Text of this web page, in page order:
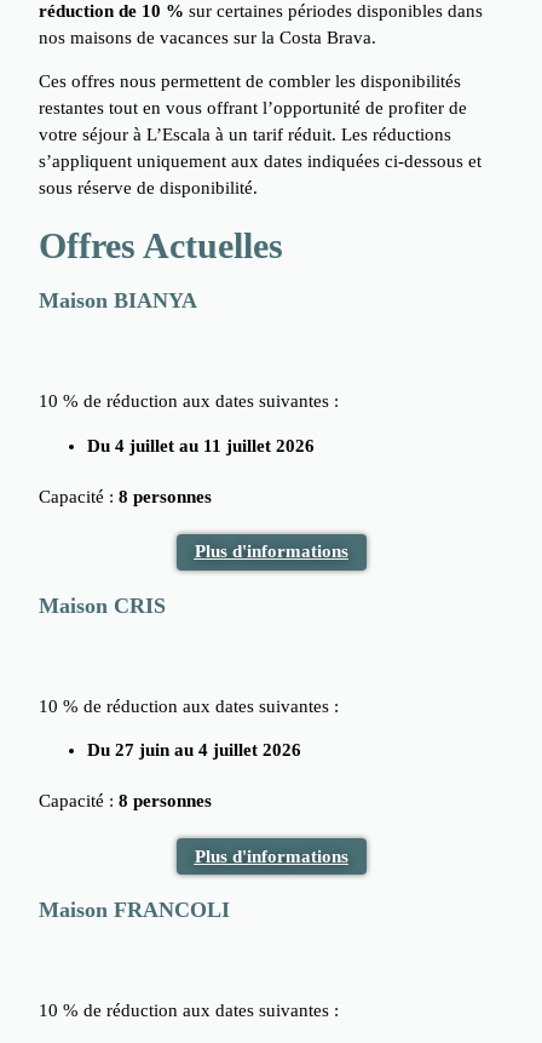
réduction de 10 % sur certaines périodes disponibles dans
nos maisons de vacances sur la Costa Brava.
Ces offres nous permettent de combler les disponibilités
restantes tout en vous offrant l’opportunité de profiter de
votre séjour à L’Escala à un tarif réduit. Les réductions
s’appliquent uniquement aux dates indiquées ci-dessous et
sous réserve de disponibilité.
Offres Actuelles
Maison BIANYA
10 % de réduction aux dates suivantes :
Du 4 juillet au 11 juillet 2026
Capacité :8 personnes
Plus d'informations
Maison CRIS
10 % de réduction aux dates suivantes :
Du 27 juin au 4 juillet 2026
Capacité :8 personnes
Plus d'informations
Maison FRANCOLI
10 % de réduction aux dates suivantes :